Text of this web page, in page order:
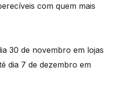
com quem mais
30 de novembro em lojas
dia 7 de dezembro em